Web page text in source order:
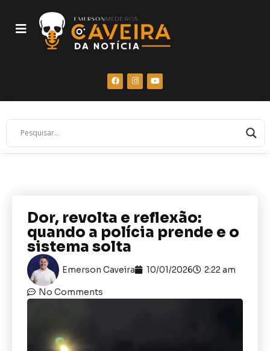
Dor, revolta e reflexão:
quando a polícia prende e o
sistema solta
Emerson Caveira 10/01/2026 2:22 am
No Comments